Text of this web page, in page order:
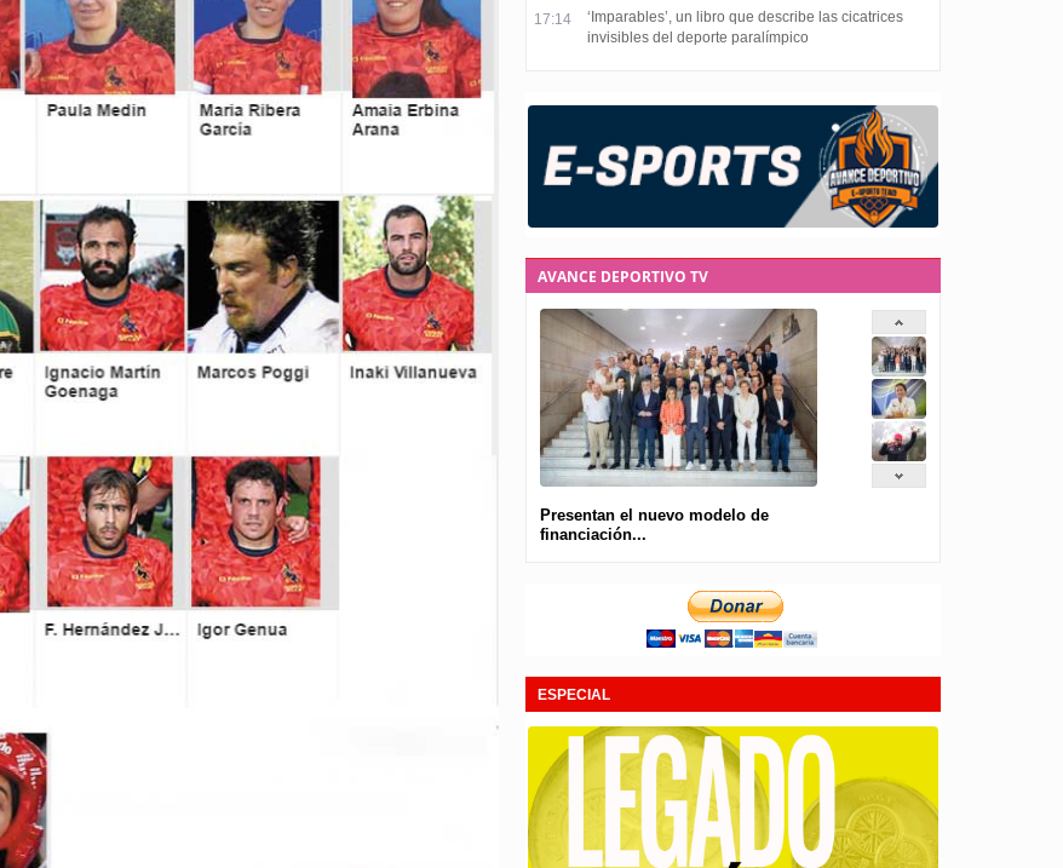
17:14
‘Imparables’, un libro que describe las cicatrices
invisibles del deporte paralímpico
AVANCE DEPORTIVO TV
Presentan el nuevo modelo de
financiación...
ESPECIAL